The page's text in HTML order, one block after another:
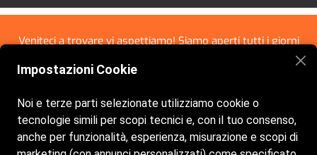
Veniteci a trovare vi aspettiamo! Siamo aperti tutti i giorni
Impostazioni Cookie
Noi e terze parti selezionate utilizziamo cookie o
tecnologie simili per scopi tecnici e, con il tuo consenso,
anche per funzionalità, esperienza, misurazione e scopi di